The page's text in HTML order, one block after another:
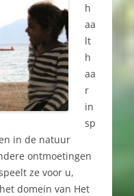
h
aa
lt
h
aa
r
in
sp
in de natuur
ontmoetingen
ze voor u,
domein van Het